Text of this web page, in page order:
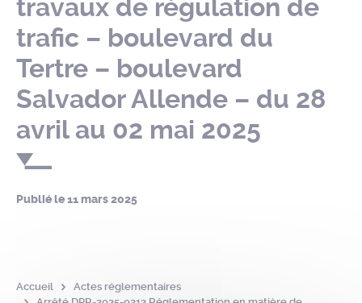
travaux de régulation de
trafic – boulevard du
Tertre – boulevard
Salvador Allende – du 28
avril au 02 mai 2025
Publié le11 mars 2025
Accueil
Actes réglementaires